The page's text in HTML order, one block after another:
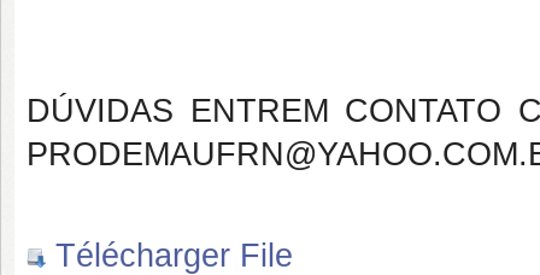
DÚVIDAS ENTREM CONTATO
Télécharger File